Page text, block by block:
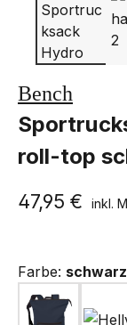
Bench
roll-top
47,95 € inkl.
Farbe: schwarz